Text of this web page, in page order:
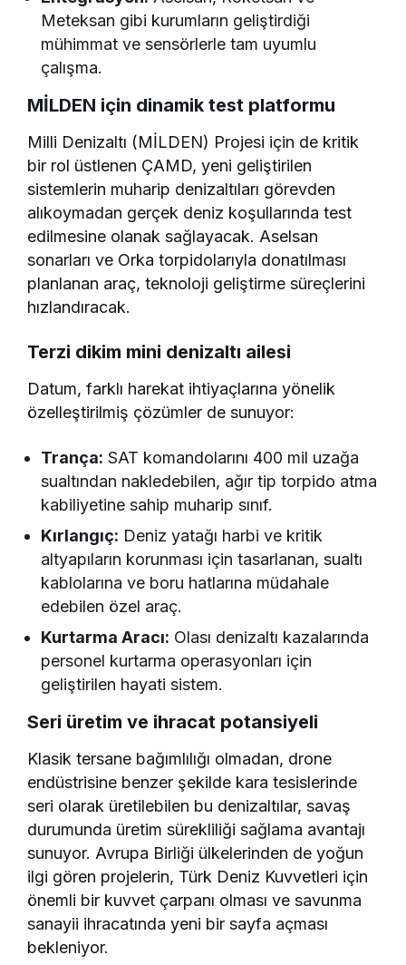
Meteksan gibi kurumların geliştirdiği
mühimmat ve sensörlerle tam uyumlu
çalışma.
MİLDEN için dinamik test platformu
Milli Denizaltı (MİLDEN) Projesi için de kritik
bir rol üstlenen ÇAMD, yeni geliştirilen
sistemlerin muharip denizaltıları görevden
alıkoymadan gerçek deniz koşullarında test
edilmesine olanak sağlayacak. Aselsan
sonarları ve Orka torpidolarıyla donatılması
planlanan araç, teknoloji geliştirme süreçlerini
hızlandıracak.
Terzi dikim mini denizaltı ailesi
Datum, farklı harekat ihtiyaçlarına yönelik
özelleştirilmiş çözümler de sunuyor:
Trança: SAT komandolarını 400 mil uzağa
sualtından nakledebilen, ağır tip torpido atma
kabiliyetine sahip muharip sınıf.
Kırlangıç: Deniz yatağı harbi ve kritik
altyapıların korunması için tasarlanan, sualtı
kablolarına ve boru hatlarına müdahale
edebilen özel araç.
Kurtarma Aracı: Olası denizaltı kazalarında
personel kurtarma operasyonları için
geliştirilen hayati sistem.
Seri üretim ve ihracat potansiyeli
Klasik tersane bağımlılığı olmadan, drone
endüstrisine benzer şekilde kara tesislerinde
seri olarak üretilebilen bu denizaltılar, savaş
durumunda üretim sürekliliği sağlama avantajı
sunuyor. Avrupa Birliği ülkelerinden de yoğun
ilgi gören projelerin, Türk Deniz Kuvvetleri için
önemli bir kuvvet çarpanı olması ve savunma
sanayii ihracatında yeni bir sayfa açması
bekleniyor.